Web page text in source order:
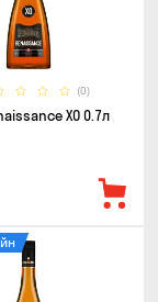
(0)
XO 0.7л